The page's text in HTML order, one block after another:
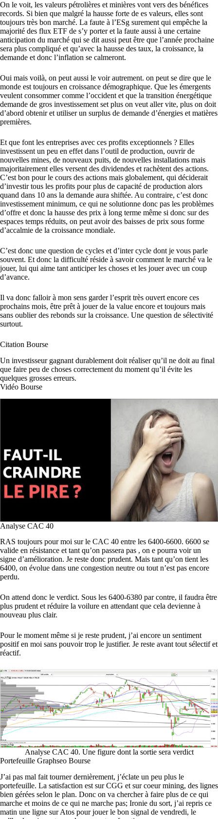
On le voit, les valeurs pétrolières et minières vont vers des bénéfices
records. Si bien que malgré la hausse forte de es valeurs, elles sont
toujours très bon marché. La faute à l’ESg surement qui empêche la
majorité des flux ETF de s’y porter et la faute aussi à une certaine
anticipation du marché qui se dit aussi peut être que l’année prochaine
sera plus compliqué et qu’avec la hausse des taux, la croissance, la
demande et donc l’inflation se calmeront.
Oui mais voilà, on peut aussi le voir autrement. on peut se dire que le
monde est toujours en croissance démographique. Que les émergents
veulent consommer comme l’occident et que la transition énergétique
demande de gros investissement set plus on veut aller vite, plus on doit
d’abord obtenir et utiliser un surplus de demande d’énergies et matières
premières.
Et que font les entreprises avec ces profits exceptionnels ? Elles
investissent un peu en effet dans l’outil de production, ouvrir de
nouvelles mines, de nouveaux puits, de nouvelles installations mais
majoritairement elles versent des dividendes et rachètent des actions.
C’est bon pour le cours des actions mais globalement, qui déciderait
d’investir tous les profits pour plus de capacité de production alors
quand dans 10 ans la demande aura shiftée. Au contraire, c’est donc
investissement minimum, ce qui ne solutionne donc pas les problèmes
d’offre et donc la hausse des prix à long terme même si donc sur des
espaces temps réduits, on peut avoir des baisses de prix sous forme
d’accalmie de la croissance mondiale.
C’est donc une question de cycles et d’inter cycle dont je vous parle
souvent. Et donc la difficulté réside à savoir comment le marché va le
jouer, lui qui aime tant anticiper les choses et les jouer avec un coup
d’avance.
Il va donc falloir à mon sens garder l’esprit très ouvert encore ces
prochains mois, être prêt à jouer de la value encore et toujours mais
sans oublier des rebonds sur la croissance. Une question de sélectivité
surtout.
Citation Bourse
Un investisseur gagnant durablement doit réaliser qu’il ne doit au final
que faire peu de choses correctement du moment qu’il évite les
quelques grosses erreurs.
Vidéo Bourse
Analyse CAC 40
RAS toujours pour moi sur le CAC 40 entre les 6400-6600. 6600 se
valide en résistance et tant qu’on passera pas , on e pourra voir un
signe d’amélioration. Je reste donc prudent. Mais tant qu’on tient les
6400, on évolue dans une congestion neutre ou tout n’est pas encore
perdu.
On attend donc le verdict. Sous les 6400-6380 par contre, il faudra être
plus prudent et réduire la voilure en attendant que cela devienne à
nouveau plus clair.
Pour le moment même si je reste prudent, j’ai encore un sentiment
positif en moi sans pouvoir trop le justifier. Je reste avant tout sélectif et
réactif.
Analyse CAC 40. Une figure dont la sortie sera verdict
Portefeuille Graphseo Bourse
J’ai pas mal fait tourner dernièrement, j’éclate un peu plus le
portefeuille. La satisfaction est sur CGG et sur coeur mining, des lignes
bien gérées selon le plan. Donc on va chercher à faire plus de ce qui
marche et moins de ce qui ne marche pas; Ironie du sort, j’ai repris ce
matin une ligne sur Atos pour jouer le bon signal de vendredi, le